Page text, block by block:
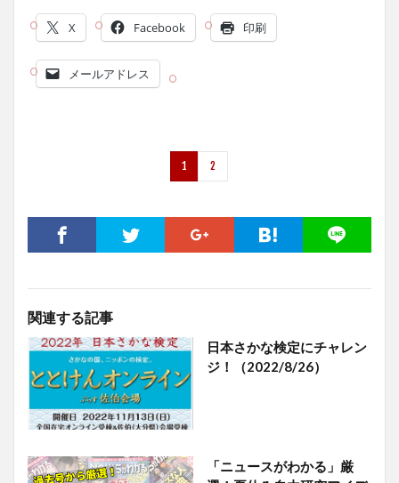
X Facebook 印刷
メールアドレス
1 2
関連する記事
日本さかな検定にチャレン
ジ！（2022/8/26）
「ニュースがわかる」厳